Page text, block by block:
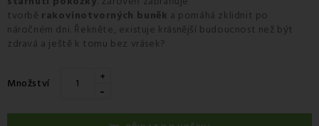
tvorbě rakovinotvorných buněk a pomáhá zklidnit po
náročném dni. Řekněte, existuje krásnější budoucnost než být
zdravá a ještě k tomu bez vrásek?
Množství +
-